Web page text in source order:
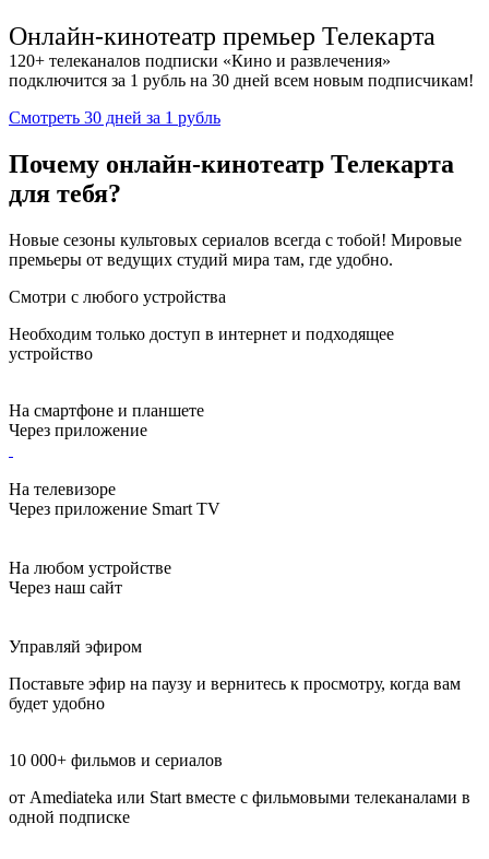
Онлайн-кинотеатр премьер Телекарта
120+ телеканалов подписки «Кино и развлечения»
подключится за 1 рубль на 30 дней всем новым подписчикам!
Смотреть 30 дней за 1 рубль
Почему онлайн-кинотеатр Телекарта
для тебя?
Новые сезоны культовых сериалов всегда с тобой! Мировые
премьеры от ведущих студий мира там, где удобно.
Смотри с любого устройства
Необходим только доступ в интернет и подходящее
устройство
На смартфоне и планшете
Через приложение
На телевизоре
Через приложение Smart TV
На любом устройстве
Через наш сайт
Управляй эфиром
Поставьте эфир на паузу и вернитесь к просмотру, когда вам
будет удобно
10 000+ фильмов и сериалов
от Amediateka или Start вместе с фильмовыми телеканалами в
одной подписке